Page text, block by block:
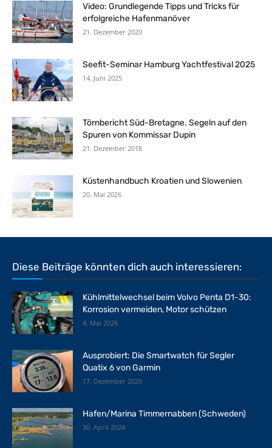
Video: Grundlegende Tipps und Tricks für
erfolgreiche Hafenmanöver
21. Dezember 2020
Seefit-Seminar Hamburg Yachtfestival 2025
14. Juni 2025
Törnbericht Süd-Bretagne. Segeln auf den
Spuren von Kommissar Dupin
21. Dezember 2018
Küstenhandbuch Kroatien und Slowenien
20. Mai 2026
Diese Beiträge könnten dich auch interessieren:
Kühlmittelwechsel beim Volvo Penta D1-30:
Korrosion vermeiden, Motor schützen
4. Mai 2026
Ausprobiert: Die Smartwatch für Segler
Quatix 6 von Garmin
17. Dezember 2020
Hafen/Marina Timmernabben (Schweden)
30. April 2024